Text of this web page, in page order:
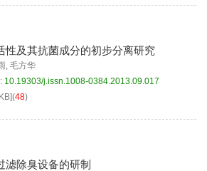
性及其抗菌成分的初步分离研究
, 毛方华
10.19303/j.issn.1008-0384.2013.09.017
](48)
滤除臭设备的研制